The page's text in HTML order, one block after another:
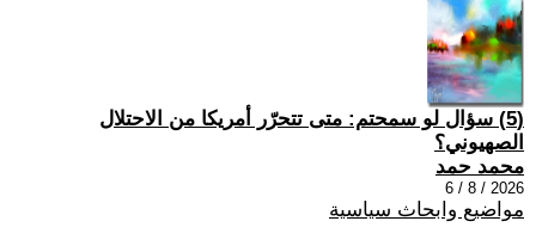
(5) سؤال لو سمحتم: متى تتحرّر أمريكا من الاحتلال
الصهيوني؟
محمد حمد
2026 / 8 / 6
مواضيع وابحاث سياسية